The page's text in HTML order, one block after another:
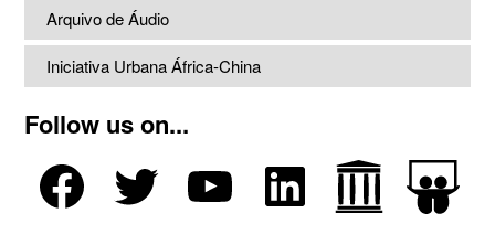
Arquivo de Áudio
Iniciativa Urbana África-China
Follow us on...